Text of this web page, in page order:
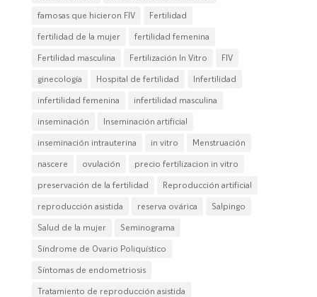
famosas que hicieron FIV
Fertilidad
fertilidad de la mujer
fertilidad femenina
Fertilidad masculina
Fertilización In Vitro
FIV
ginecología
Hospital de fertilidad
Infertilidad
infertilidad femenina
infertilidad masculina
inseminación
Inseminación artificial
inseminación intrauterina
in vitro
Menstruación
nascere
ovulación
precio fertilizacion in vitro
preservación de la fertilidad
Reproducción artificial
reproducción asistida
reserva ovárica
Salpingo
Salud de la mujer
Seminograma
Síndrome de Ovario Poliquístico
Síntomas de endometriosis
Tratamiento de reproducción asistida